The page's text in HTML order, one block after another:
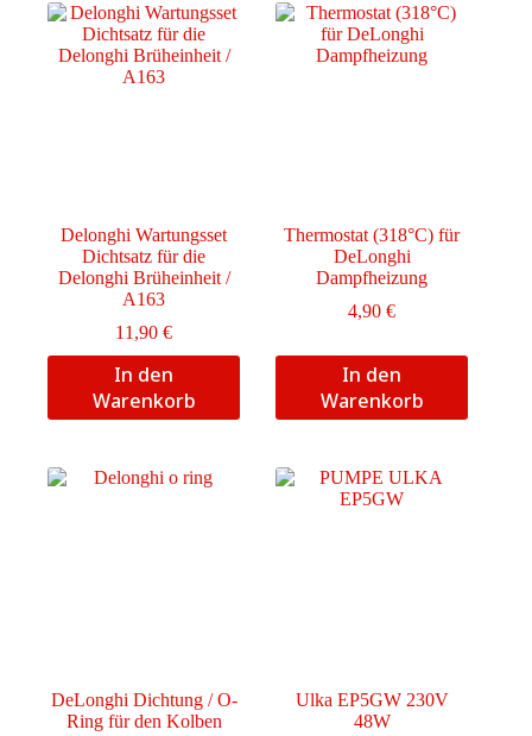
Delonghi Wartungsset
Dichtsatz für die
Delonghi Brüheinheit /
A163
11,90€
In den
Warenkorb
Thermostat (318°C) für
DeLonghi
Dampfheizung
4,90€
In den
Warenkorb
DeLonghi Dichtung / O-
Ring für den Kolben
Ulka EP5GW 230V
48W